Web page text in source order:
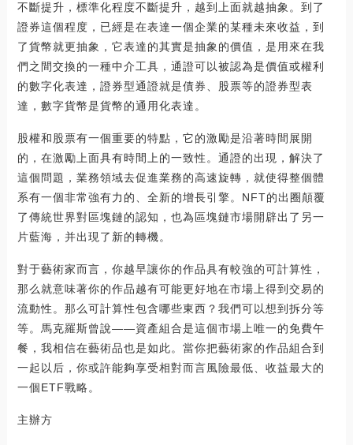
不斷提升，標準化程度不斷提升，越到上面就越抽象。到了
證券這個程度，已經是在表達一個企業的某種未來收益，到
了貨幣就更抽象，它表達的其實是抽象的價值，是用來在我
們之間交換的一種中介工具，通證可以被認為是價值或權利
的數字化表達，證券型通證就是債券、股票等的證券型表
達，數字貨幣是貨幣的通用化表達。
股權和股票有一個重要的特點，它的激勵是沿著時間展開
的，在激勵上面具有時間上的一致性。通證的出現，解決了
這個問題，業務領域去促進業務的高速旋轉，就使得整個體
系有一個非常強有力的、全新的增長引擎。NFT的出圈顛覆
了傳統世界對區塊鏈的認知，也為區塊鏈市場開辟出了另一
片藍海，并出現了新的轉機。
對于藝術家而言，你越早讓你的作品具有較強的可計算性，
那么就意味著你的作品越有可能更好地在市場上得到交易的
流動性。那么可計算性包含哪些東西？我們可以想到拆分等
等。馬克羅斯曾說——資產組合是這個市場上唯一的免費午
餐，我相信在藝術品也是如此。當你把藝術家的作品組合到
一起以后，你或許能夠享受相對而言風險最低、收益最大的
一個ETF戰略。
主辦方